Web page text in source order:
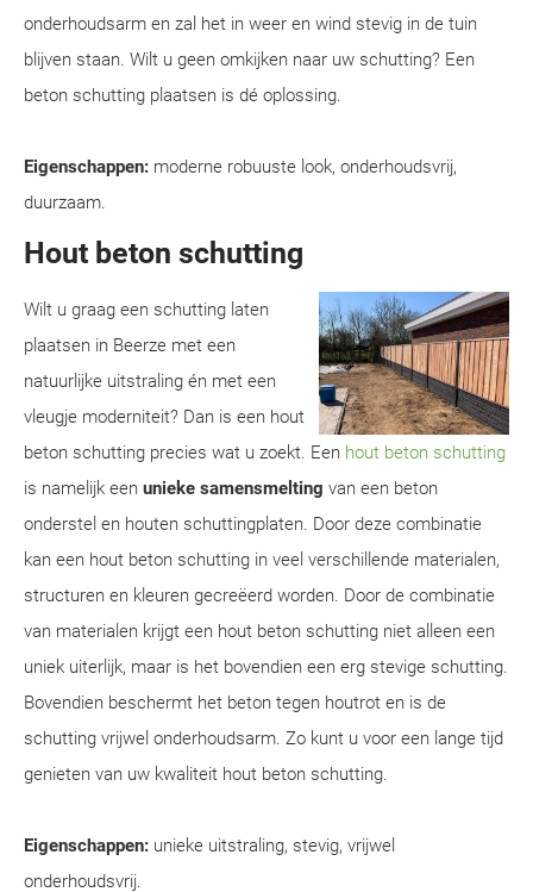
onderhoudsarm en zal het in weer en wind stevig in de tuin
blijven staan. Wilt u geen omkijken naar uw schutting? Een
beton schutting plaatsen is dé oplossing.
Eigenschappen: moderne robuuste look, onderhoudsvrij,
duurzaam.
Hout beton schutting
Wilt u graag een schutting laten
plaatsen in Beerze met een
natuurlijke uitstraling én met een
vleugje moderniteit? Dan is een hout
beton schutting precies wat u zoekt. Een hout beton schutting
is namelijk een unieke samensmelting van een beton
onderstel en houten schuttingplaten. Door deze combinatie
kan een hout beton schutting in veel verschillende materialen,
structuren en kleuren gecreëerd worden. Door de combinatie
van materialen krijgt een hout beton schutting niet alleen een
uniek uiterlijk, maar is het bovendien een erg stevige schutting.
Bovendien beschermt het beton tegen houtrot en is de
schutting vrijwel onderhoudsarm. Zo kunt u voor een lange tijd
genieten van uw kwaliteit hout beton schutting.
Eigenschappen: unieke uitstraling, stevig, vrijwel
onderhoudsvrij.